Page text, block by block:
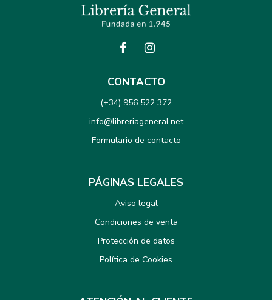
CONTACTO
(+34) 956 522 372
info@libreriageneral.net
Formulario de contacto
PÁGINAS LEGALES
Aviso legal
Condiciones de venta
Protección de datos
Política de Cookies